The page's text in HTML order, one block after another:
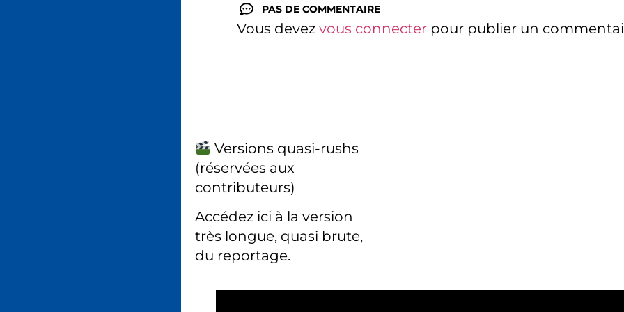
PAS DE COMMENTAIRE
Vous devez vous connecter pour publier un
Versions quasi-rushs
(réservées aux
contributeurs)
Accédez ici à la version
très longue, quasi brute,
du reportage.